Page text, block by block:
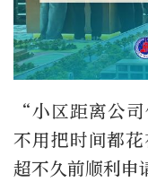
“小区距离公
不用把时间都
超不久前顺利申